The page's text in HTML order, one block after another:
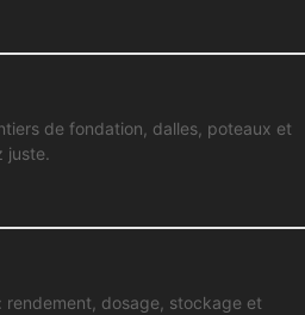
de fondation, dalles, poteaux et
juste.
dosage, stockage et